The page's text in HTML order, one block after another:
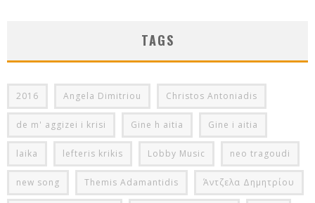
TAGS
2016 Angela Dimitriou Christos Antoniadis
de m' aggizei i krisi Gine h aitia Gine i aitia
laika lefteris krikis Lobby Music neo tragoudi
new song Themis Adamantidis Άντζελα Δημητρίου